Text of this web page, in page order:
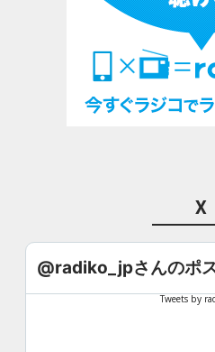
X
@radiko_jpさんのポ
Tweets by